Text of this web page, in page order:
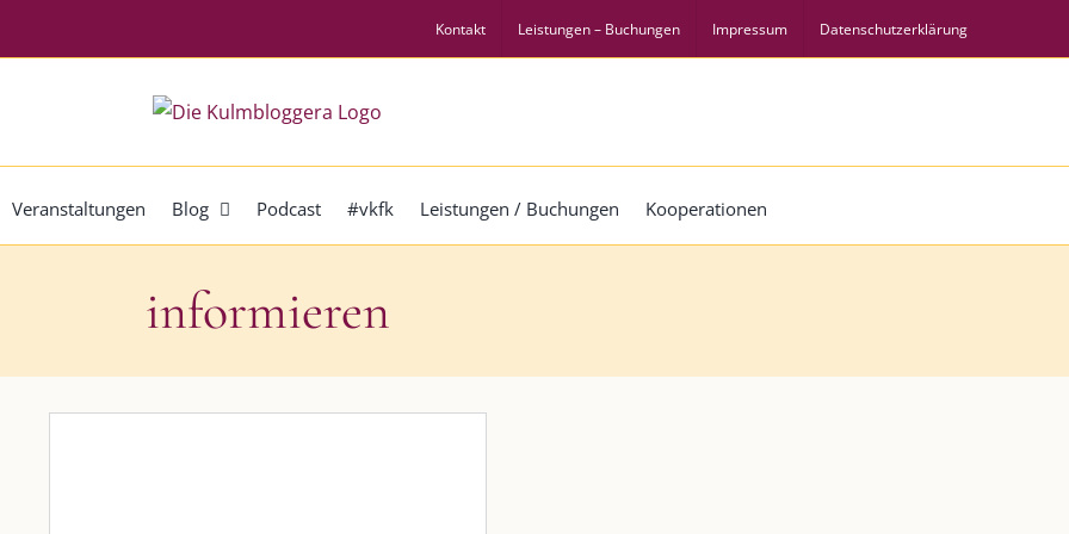
Kontakt Leistungen – Buchungen Impressum Datenschutzerklärung
Veranstaltungen Blog Podcast #vkfk Leistungen / Buchungen Kooperationen
informieren